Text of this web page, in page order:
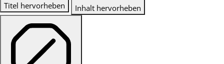
Titel hervorheben Inhalt hervorheben